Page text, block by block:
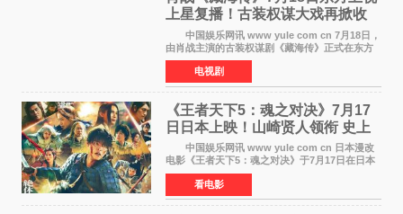
上星复播！古装权谋大戏再掀收
视热潮
中国娱乐网讯 www yule com cn 7月18日，
由肖战主演的古装权谋剧《藏海传》正式在东方
卫视上星复播，引发广泛关注。该剧此前已在网
络平台播出，凭借精良制作和紧凑剧情收获不俗
口碑，此次上
电视剧
《王者天下5：魂之对决》7月17
日日本上映！山崎贤人领衔 史上
最大“函谷关防卫战”
中国娱乐网讯 www yule com cn 日本漫改
电影《王者天下5：魂之对决》于7月17日在日本
全国上映。这部由佐藤信介执导、山崎贤人主演
的历史动作片，改编自原泰久同名人气漫画，继
续讲述信和漂
看电影